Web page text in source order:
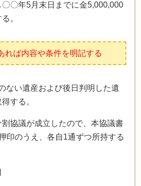
〇年5月末日までに金5,000,000
。
れば内容や条件を明記する
ない遺産および後日判明した遺
する。
協議が成立したので、本協議書
印のうえ、各自1通ずつ所持する